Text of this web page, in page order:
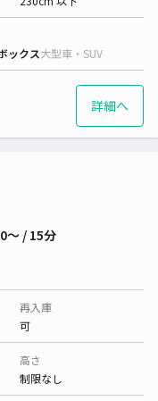
ックス大型車・SUV
詳細へ
〜 / 15分
再入庫
可
高さ
制限なし